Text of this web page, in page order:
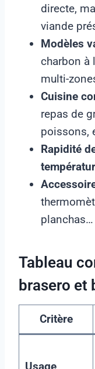
directe,
viande
Modèles
charbon à
multi-
Cuisine
repas de
poissons,
Rapidité
planchas…
Tableau
brasero et
Critère